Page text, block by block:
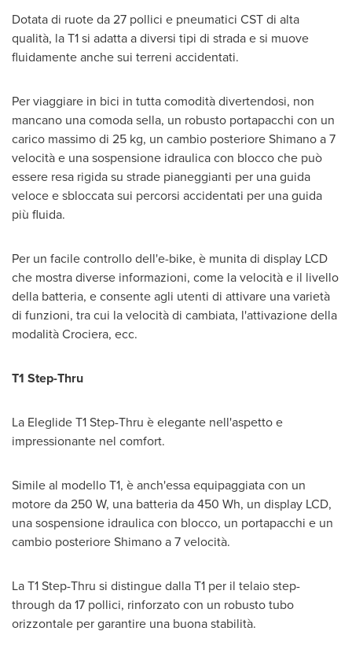
Dotata di ruote da 27 pollici e pneumatici CST di alta
qualità, la T1 si adatta a diversi tipi di strada e si muove
fluidamente anche sui terreni accidentati.
Per viaggiare in bici in tutta comodità divertendosi, non
mancano una comoda sella, un robusto portapacchi con un
carico massimo di 25 kg, un cambio posteriore Shimano a 7
velocità e una sospensione idraulica con blocco che può
essere resa rigida su strade pianeggianti per una guida
veloce e sbloccata sui percorsi accidentati per una guida
più fluida.
Per un facile controllo dell'e-bike, è munita di display LCD
che mostra diverse informazioni, come la velocità e il livello
della batteria, e consente agli utenti di attivare una varietà
di funzioni, tra cui la velocità di cambiata, l'attivazione della
modalità Crociera, ecc.
T1 Step-Thru
La Eleglide T1 Step-Thru è elegante nell'aspetto e
impressionante nel comfort.
Simile al modello T1, è anch'essa equipaggiata con un
motore da 250 W, una batteria da 450 Wh, un display LCD,
una sospensione idraulica con blocco, un portapacchi e un
cambio posteriore Shimano a 7 velocità.
La T1 Step-Thru si distingue dalla T1 per il telaio step-
through da 17 pollici, rinforzato con un robusto tubo
orizzontale per garantire una buona stabilità.